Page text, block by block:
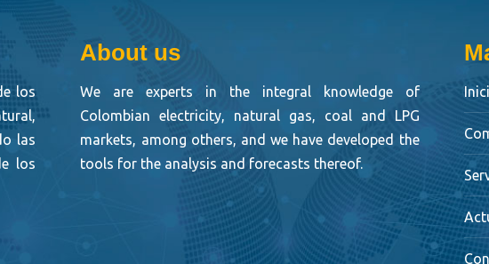
los
las
los
About us
We are experts in the integral knowledge of
Colombian electricity, natural gas, coal and LPG
markets, among others, and we have developed the
tools for the analysis and forecasts thereof.